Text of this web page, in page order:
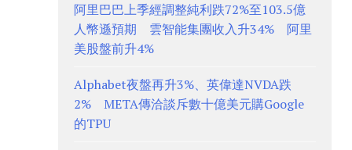
阿里巴巴上季經調整純利跌72%至103.5億
人幣遜預期 雲智能集團收入升34% 阿里
美股盤前升4%
Alphabet夜盤再升3%、英偉達NVDA跌
2% META傳洽談斥數十億美元購Google
的TPU